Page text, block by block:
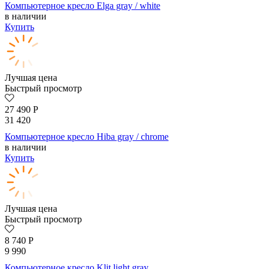
Компьютерное кресло Elga gray / white
в наличии
Купить
Лучшая цена
Быстрый просмотр
27 490 Р
31 420
Компьютерное кресло Hiba gray / chrome
в наличии
Купить
Лучшая цена
Быстрый просмотр
8 740 Р
9 990